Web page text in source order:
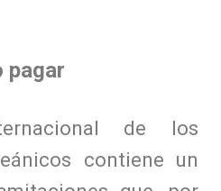
pagar
de los
contiene un